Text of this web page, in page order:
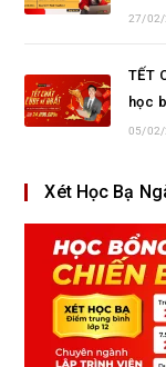
27/
TẾT
học
05/
Xét Học Bạ